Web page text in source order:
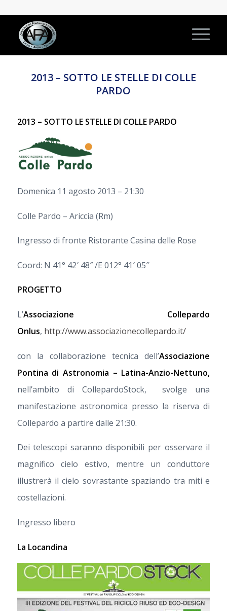
2013 – SOTTO LE STELLE DI COLLE
PARDO
2013 – SOTTO LE STELLE DI COLLE PARDO
Domenica 11 agosto 2013 – 21:30
Colle Pardo – Ariccia (Rm)
Ingresso di fronte Ristorante Casina delle Rose
Coord: N 41° 42′ 48″ /E 012° 41′ 05″
PROGETTO
L’Associazione Collepardo
Onlus, http://www.associazionecollepardo.it/
con la collaborazione tecnica dell’Associazione
Pontina di Astronomia – Latina-Anzio-Nettuno,
nell’ambito di CollepardoStock, svolge una
manifestazione astronomica presso la riserva di
Collepardo a partire dalle 21:30.
Dei telescopi saranno disponibili per osservare il
magnifico cielo estivo, mentre un conduttore
illustrerà il cielo sovrastante spaziando tra miti e
costellazioni.
Ingresso libero
La Locandina